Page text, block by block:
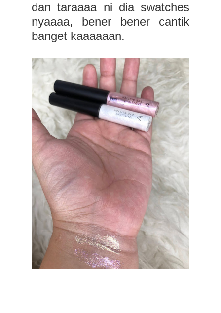
dan taraaaa ni dia swatches
nyaaaa, bener bener cantik
banget kaaaaaan.